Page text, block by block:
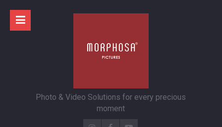
Photo & Video Solutions for every precious
moment